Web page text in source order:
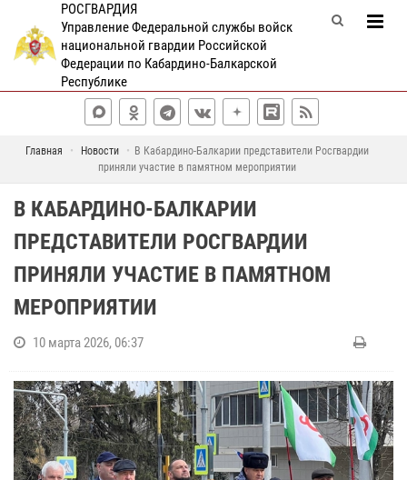
РОСГВАРДИЯ
Управление Федеральной службы войск
национальной гвардии Российской
Федерации по Кабардино-Балкарской
Республике
Главная Новости
В Кабардино-Балкарии представители Росгвардии
приняли участие в памятном мероприятии
В КАБАРДИНО-БАЛКАРИИ
ПРЕДСТАВИТЕЛИ РОСГВАРДИИ
ПРИНЯЛИ УЧАСТИЕ В ПАМЯТНОМ
МЕРОПРИЯТИИ
10 марта 2026, 06:37